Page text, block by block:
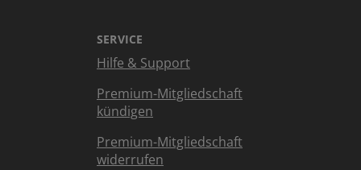
SERVICE
Hilfe & Support
Premium-Mitgliedschaft
kündigen
Premium-Mitgliedschaft
widerrufen